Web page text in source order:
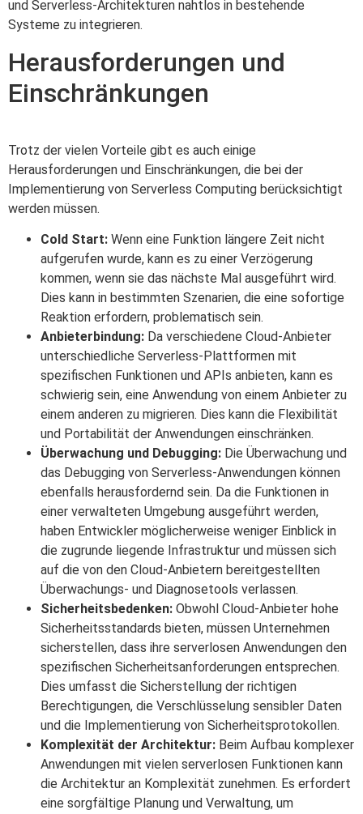
und Serverless-Architekturen nahtlos in bestehende
Systeme zu integrieren.
Herausforderungen und
Einschränkungen
Trotz der vielen Vorteile gibt es auch einige
Herausforderungen und Einschränkungen, die bei der
Implementierung von Serverless Computing berücksichtigt
werden müssen.
Cold Start: Wenn eine Funktion längere Zeit nicht
aufgerufen wurde, kann es zu einer Verzögerung
kommen, wenn sie das nächste Mal ausgeführt wird.
Dies kann in bestimmten Szenarien, die eine sofortige
Reaktion erfordern, problematisch sein.
Anbieterbindung: Da verschiedene Cloud-Anbieter
unterschiedliche Serverless-Plattformen mit
spezifischen Funktionen und APIs anbieten, kann es
schwierig sein, eine Anwendung von einem Anbieter zu
einem anderen zu migrieren. Dies kann die Flexibilität
und Portabilität der Anwendungen einschränken.
Überwachung und Debugging: Die Überwachung und
das Debugging von Serverless-Anwendungen können
ebenfalls herausfordernd sein. Da die Funktionen in
einer verwalteten Umgebung ausgeführt werden,
haben Entwickler möglicherweise weniger Einblick in
die zugrunde liegende Infrastruktur und müssen sich
auf die von den Cloud-Anbietern bereitgestellten
Überwachungs- und Diagnosetools verlassen.
Sicherheitsbedenken: Obwohl Cloud-Anbieter hohe
Sicherheitsstandards bieten, müssen Unternehmen
sicherstellen, dass ihre serverlosen Anwendungen den
spezifischen Sicherheitsanforderungen entsprechen.
Dies umfasst die Sicherstellung der richtigen
Berechtigungen, die Verschlüsselung sensibler Daten
und die Implementierung von Sicherheitsprotokollen.
Komplexität der Architektur: Beim Aufbau komplexer
Anwendungen mit vielen serverlosen Funktionen kann
die Architektur an Komplexität zunehmen. Es erfordert
eine sorgfältige Planung und Verwaltung, um